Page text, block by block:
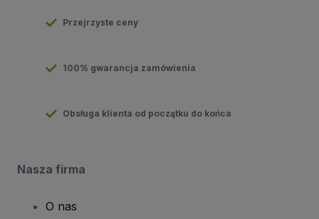
Przejrzyste ceny
100% gwarancja zamówienia
Obsługa klienta od początku do końca
Nasza firma
O nas